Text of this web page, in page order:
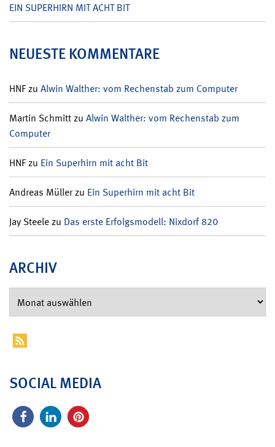
EIN SUPERHIRN MIT ACHT BIT
NEUESTE KOMMENTARE
HNFzu Alwin Walther: vom Rechenstab zum Computer
Martin Schmittzu Alwin Walther: vom Rechenstab zum
Computer
HNFzu Ein Superhirn mit acht Bit
Andreas Müllerzu Ein Superhirn mit acht Bit
Jay Steelezu Das erste Erfolgsmodell: Nixdorf 820
ARCHIV
SOCIAL MEDIA